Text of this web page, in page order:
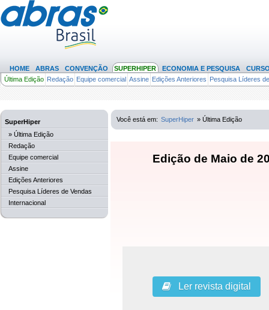
HOME ABRAS CONVENÇÃO SUPERHIPER ECONOMIA E PESQUISA
Última Edição Redação Equipe comercial Assine Edições Anteriores Pesquisa Líderes
SuperHiper
» Última Edição
Redação
Equipe comercial
Assine
Edições Anteriores
Pesquisa Líderes de Vendas
Internacional
Você está em: SuperHiper » Última Edição
Edição de Maio de
Ler revista digital